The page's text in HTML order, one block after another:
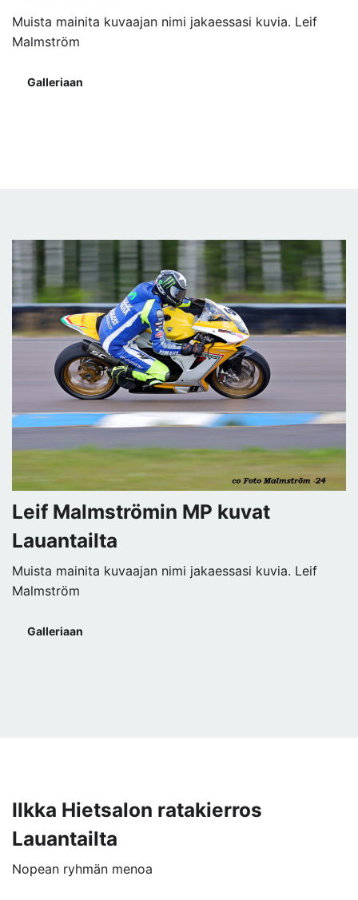
Muista mainita kuvaajan nimi jakaessasi kuvia. Leif
Malmström
Galleriaan
Leif Malmströmin MP kuvat
Lauantailta
Muista mainita kuvaajan nimi jakaessasi kuvia. Leif
Malmström
Galleriaan
Ilkka Hietsalon ratakierros
Lauantailta
Nopean ryhmän menoa